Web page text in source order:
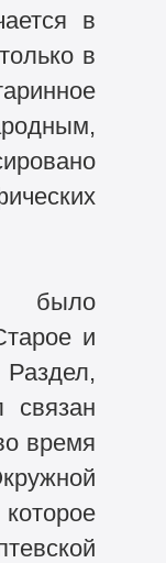
в
в
было
и
связан
время